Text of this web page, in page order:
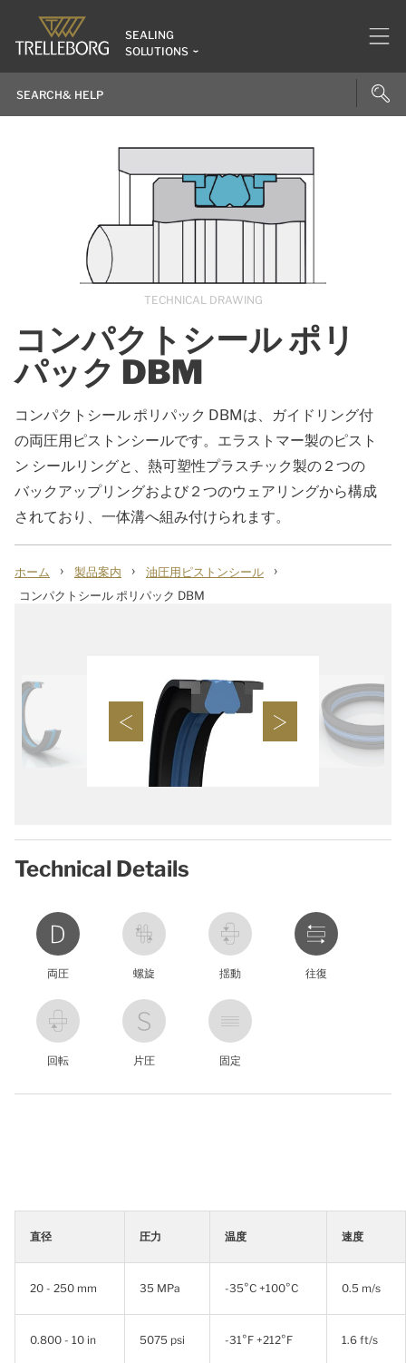
SEALING
SOLUTIONS
コンパクトシール ポリ
パック DBM
コンパクトシール ポリパック DBMは、ガイドリング付
の両圧用ピストンシールです。エラストマー製のピスト
ン シールリングと、熱可塑性プラスチック製の２つの
バックアップリングおよび２つのウェアリングから構成
されており、一体溝へ組み付けられます。
TECHNICAL DRAWING
ホーム › 製品案内 › 油圧用ピストンシール ›
コンパクトシール ポリパック DBM
Technical Details
両圧 螺旋 揺動 往復
回転 片圧 固定
直径 圧力 温度 速度
20 - 250 mm 35 MPa -35°C +100°C 0.5 m/s
0.800 - 10 in 5075 psi -31°F +212°F 1.6 ft/s